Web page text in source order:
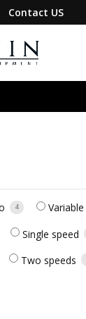
Contact US
4 Variable
Single speed
Two speeds